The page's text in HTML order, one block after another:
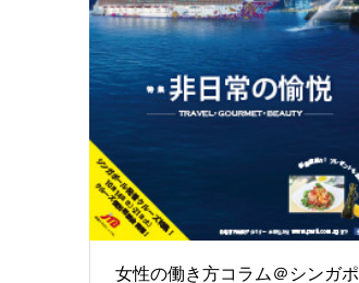
女性の働き方コラム＠シンガポ